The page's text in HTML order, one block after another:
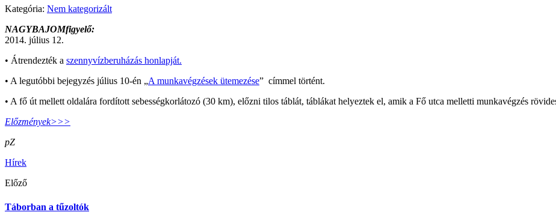
Kategória: Nem kategorizált
NAGYBAJOMfigyelő:
2014. július 12.
• Átrendezték a szennyvízberuházás honlapját.
• A legutóbbi bejegyzés július 10-én „A munkavégzések ütemezése” címmel történt.
• A fő út mellett oldalára fordított sebességkorlátozó (30 km), előzni tilos táblát, táblákat helyeztek el, amik a Fő utca melletti munkavégzés
Előzmények>>>
pZ
Hírek
Előző
Táborban a tűzoltók